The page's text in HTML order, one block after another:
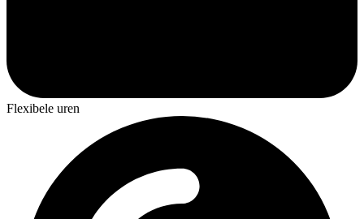
Flexibele uren